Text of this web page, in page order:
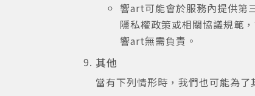
響art可能會於服務內提供第
隱私權政策或相關協議規範
響art無需負責。
其他
當有下列情形時，我們也可能為了